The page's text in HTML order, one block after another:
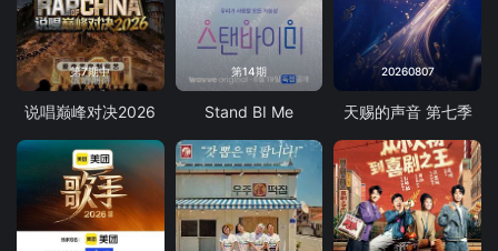
第7期中
说唱巅峰对决2026
第14期
Stand BI Me
20260807
天赐的声音 第七季